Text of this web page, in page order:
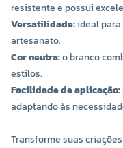
resistente e possui
Versatilidade:ideal para
artesanato.
Cor neutra:o branco
estilos.
Facilidade de aplicação:
adaptando às
Transforme suas